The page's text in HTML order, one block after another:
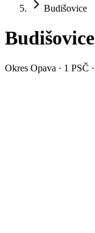
Budišovice
Budišovice
Okres Opava · 1 PSČ ·